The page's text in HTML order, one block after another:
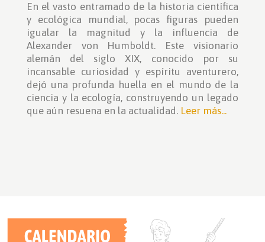
En el vasto entramado de la historia científica
y ecológica mundial, pocas figuras pueden
igualar la magnitud y la influencia de
Alexander von Humboldt. Este visionario
alemán del siglo XIX, conocido por su
incansable curiosidad y espíritu aventurero,
dejó una profunda huella en el mundo de la
ciencia y la ecología, construyendo un legado
que aún resuena en la actualidad. Leer más...